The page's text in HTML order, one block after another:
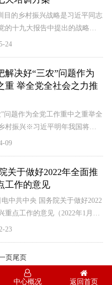
目的乡村振兴战略是习近平同志
的十九大报告中提出的战略。
业农村农民问题是关系国计民
党管农村工作，坚持农业农村
[详细]
24
解决好“三农”问题作为
重 举全党全社会之力推
问题作为全党工作重中之重举全
村振兴※习近平明年我国将进
启全面建设社会主义现代化国家
向全党全社会发出明确信
[详细]
09
关于做好2022年全面推
工作的意见
中共中央 国务院关于做好2022
重点工作的意见（2022年1月4
肺炎疫情仍在蔓延，世界经济
推动经济社会平稳健康发展，
略需要，稳住农业
[详细]
23
页尾页
中心概况 返回首页